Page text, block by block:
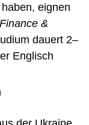
eignen
&
dauert 2–
Englisch